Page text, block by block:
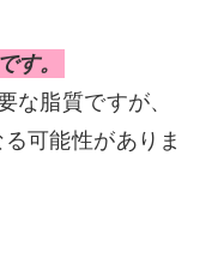
す。
な脂質ですが、
可能性がありま